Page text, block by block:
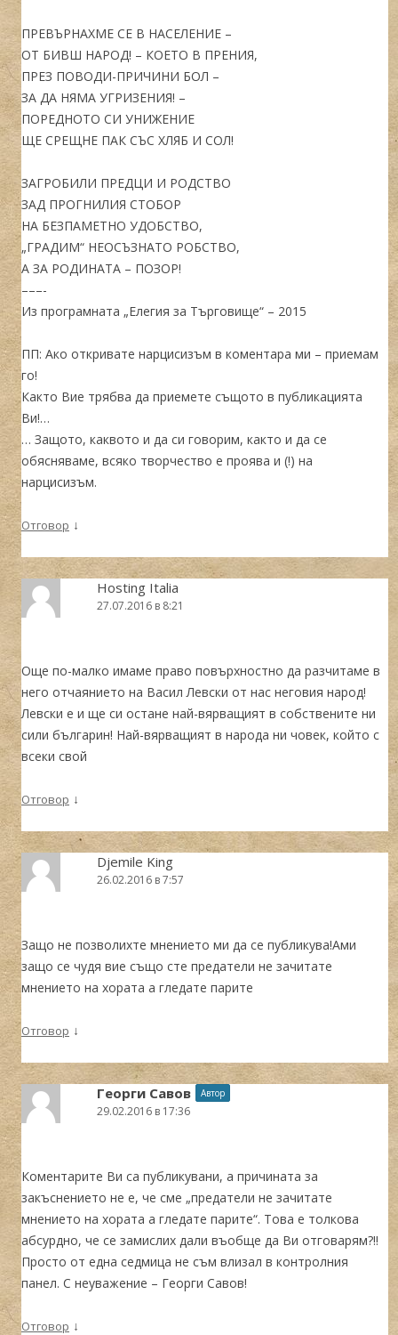
ПРЕВЪРНАХМЕ СЕ В НАСЕЛЕНИЕ –
ОТ БИВШ НАРОД! – КОЕТО В ПРЕНИЯ,
ПРЕЗ ПОВОДИ-ПРИЧИНИ БОЛ –
ЗА ДА НЯМА УГРИЗЕНИЯ! –
ПОРЕДНОТО СИ УНИЖЕНИЕ
ЩЕ СРЕЩНЕ ПАК СЪС ХЛЯБ И СОЛ!
ЗАГРОБИЛИ ПРЕДЦИ И РОДСТВО
ЗАД ПРОГНИЛИЯ СТОБОР
НА БЕЗПАМЕТНО УДОБСТВО,
„ГРАДИМ“ НЕОСЪЗНАТО РОБСТВО,
А ЗА РОДИНАТА – ПОЗОР!
–––-
Из програмната „Елегия за Търговище“ – 2015
ПП: Ако откривате нарцисизъм в коментара ми – приемам
го!
Както Вие трябва да приемете същото в публикацията
Ви!…
… Защото, каквото и да си говорим, както и да се
обясняваме, всяко творчество е проява и (!) на
нарцисизъм.
Отговор ↓
Hosting Italia
27.07.2016 в 8:21
Още по-малко имаме право повърхностно да разчитаме в
него отчаянието на Васил Левски от нас неговия народ!
Левски е и ще си остане най-вярващият в собствените ни
сили българин! Най-вярващият в народа ни човек, който с
всеки свой
Отговор ↓
Djemile King
26.02.2016 в 7:57
Защо не позволихте мнението ми да се публикува!Ами
защо се чудя вие също сте предатели не зачитате
мнението на хората а гледате парите
Отговор ↓
Георги Савов Автор
29.02.2016 в 17:36
Коментарите Ви са публикувани, а причината за
закъснението не е, че сме „предатели не зачитате
мнението на хората а гледате парите“. Това е толкова
абсурдно, че се замислих дали въобще да Ви отговарям?!!
Просто от една седмица не съм влизал в контролния
панел. С неуважение – Георги Савов!
Отговор ↓